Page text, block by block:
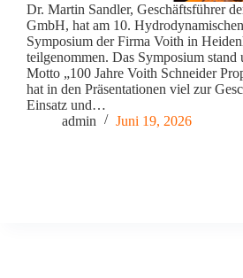
Dr. Martin Sandler, Geschäftsführer
GmbH, hat am 10. Hydrodynamischen
Symposium der Firma Voith in
teilgenommen. Das Symposium stand
Motto „100 Jahre Voith Schneider
hat in den Präsentationen viel zur
Einsatz und…
admin
Juni 19, 2026